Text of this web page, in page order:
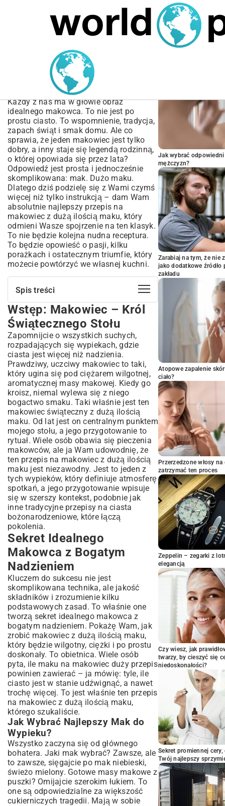
MARIUSZ ŁAMAGA 05.10.2025
Przepis na Makowiec z
Dużą Ilością Maku |
Sekretny Składnik
Każdy z nas ma w głowie obraz
idealnego makowca. To nie jest po
prostu ciasto. To wspomnienie, tradycja,
zapach świąt i smak domu. Ale co
sprawia, że jeden makowiec jest tylko
dobry, a inny staje się legendą rodzinną,
o której opowiada się przez lata?
Odpowiedź jest prosta i jednocześnie
skomplikowana: mak. Dużo maku.
Dlatego dziś podzielę się z Wami czymś
więcej niż tylko instrukcją – dam Wam
absolutnie najlepszy przepis na
makowiec z dużą ilością maku, który
odmieni Wasze spojrzenie na ten klasyk.
To nie będzie kolejna nudna receptura.
To będzie opowieść o pasji, kilku
porażkach i ostatecznym triumfie, który
możecie powtórzyć we własnej kuchni.
Spis treści
Wstęp: Makowiec – Król Świątecznego
Stołu
Sekret Idealnego Makowca z Bogatym
Nadzieniem
Jak Wybrać Najlepszy Mak do Wypieku?
Przygotowanie Masy Makowej – Krok po
Kroku
Ciasto na Makowiec – Elastyczne i
Smaczne Podstawa
Drożdżowe, Kruche czy Szybkie? Wybór
Idealnego Spodu
Wyrabianie i Wyrastanie – Gwarancja
Puszystości
Składanie i Pieczenie Makowca –
Porady Mistrza
Jak Zawinąć Makowiec, by Nadzienie Nie
Wypłynęło?
Optymalna Temperatura i Czas Pieczenia
Dekoracja i Przechowywanie Makowca
Lukier, Polewa czy Cukier Pudrowy?
Idealne Wykończenie
Jak Długo Makowiec Zachowa Świeżość?
Wariacje na Temat Makowca –
Eksperymentuj w Kuchni!
Makowiec Bez Pieczenia – Szybka
Alternatywa
Makowiec Wegański i Bezglutenowy
Podsumowanie: Smak Tradycji w Twojej
Kuchni
Wstęp: Makowiec – Król
Świątecznego Stołu
Zapomnijcie o wszystkich suchych,
rozpadających się wypiekach, gdzie
ciasta jest więcej niż nadzienia.
Prawdziwy, uczciwy makowiec to taki,
który ugina się pod ciężarem wilgotnej,
aromatycznej masy makowej. Kiedy go
kroisz, niemal wylewa się z niego
bogactwo smaku. Taki właśnie jest ten
makowiec świąteczny z dużą ilością
maku. Od lat jest on centralnym punktem
mojego stołu, a jego przygotowanie to
rytuał. Wiele osób obawia się pieczenia
makowców, ale ja Wam udowodnię, że
ten przepis na makowiec z dużą ilością
maku jest niezawodny. Jest to jeden z
tych wypieków, który definiuje atmosferę
spotkań, a jego przygotowanie wpisuje
się w szerszy kontekst, podobnie jak
inne tradycyjne przepisy na ciasta
bożonarodzeniowe, które łączą
pokolenia.
Sekret Idealnego
Makowca z Bogatym
Nadzieniem
Kluczem do sukcesu nie jest
skomplikowana technika, ale jakość
składników i zrozumienie kilku
podstawowych zasad. To właśnie one
tworzą sekret idealnego makowca z
bogatym nadzieniem. Pokażę Wam, jak
zrobić makowiec z dużą ilością maku,
który będzie wilgotny, ciężki i po prostu
doskonały. To obietnica. Wiele osób
pyta, ile maku na makowiec duży przepis
powinien zawierać – ja mówię: tyle, ile
ciasto jest w stanie udźwignąć, a nawet
trochę więcej. To jest właśnie ten przepis
na makowiec z dużą ilością maku,
którego szukaliście.
Jak Wybrać Najlepszy Mak do
Wypieku?
Wszystko zaczyna się od głównego
bohatera. Jaki mak wybrać? Zawsze, ale
to zawsze, sięgajcie po mak niebieski,
świeżo mielony. Gotowe masy makowe z
puszki? Omijajcie szerokim łukiem. To
one są odpowiedzialne za większość
cukierniczych tragedii. Mają w sobie
Jak wybrać
mężczyzn?
Zarabiaj na tym, że nie
jako dodatkowe
zakładu
Atopowe zapalenie
ciało?
Przerzedzone włosy
zatrzymać ten proces
Zeppelin – zegarki z
elegancją
Czy wiesz, jak
twarzy, by cieszyć się
niedoskonałości?
Sekret promiennej
Twój najlepszy